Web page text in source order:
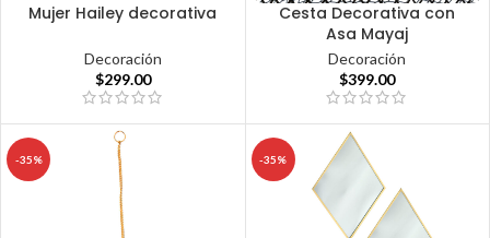
Mujer Hailey decorativa
Decoración
$299.00
Cesta Decorativa con
Asa Mayaj
Decoración
$399.00
-35% -35%